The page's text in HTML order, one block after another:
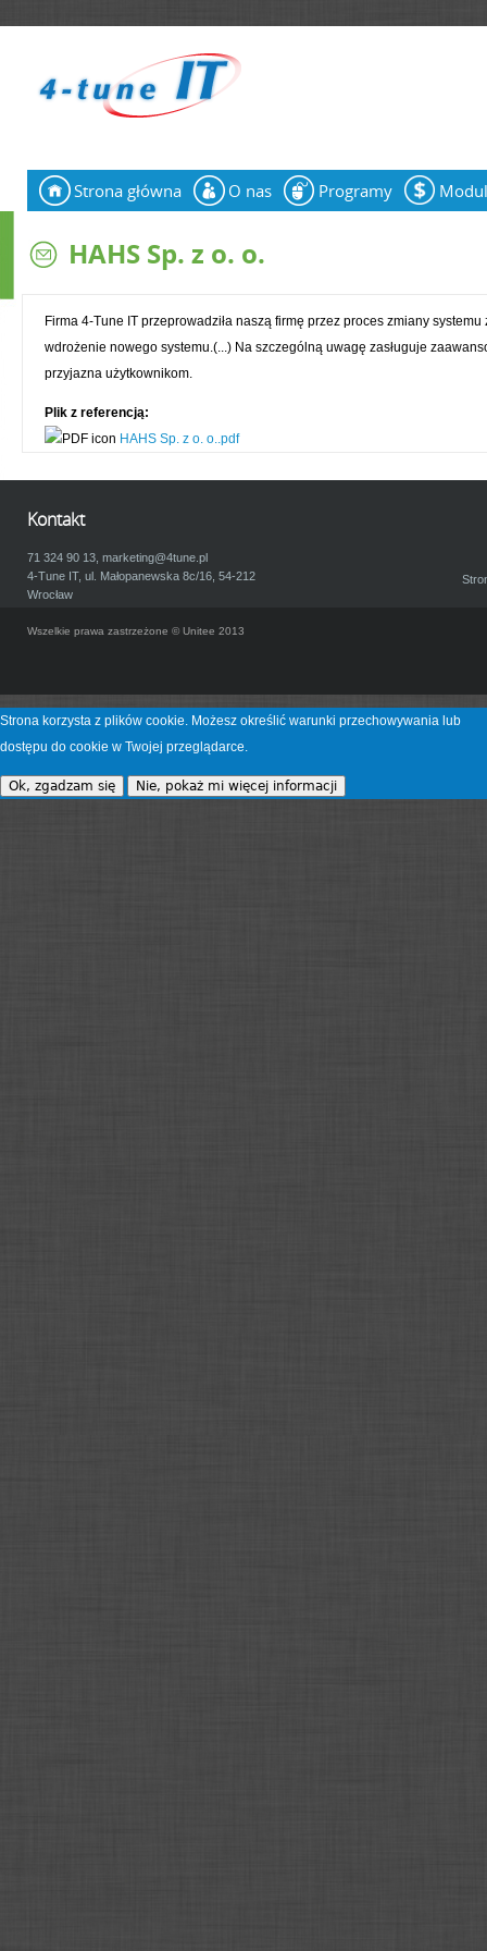
HAHS Sp. z o. o.
Firma 4-Tune IT przeprowadziła naszą firmę przez proces zmiany
wdrożenie nowego systemu.(...) Na szczególną uwagę zasługuje
przyjazna użytkownikom.
Plik z referencją:
HAHS Sp. z o. o..pdf
N
w
g
c
Strona główna O nas Programy
Kontakt
71 324 90 13, marketing@4tune.pl
4-Tune IT, ul. Małopanewska 8c/16, 54-212
Wrocław
Wszelkie prawa zastrzeżone © Unitee 2013
Strona korzysta z plików cookie. Możesz określić warunki przechowywania lub
dostępu do cookie w Twojej przeglądarce.
Ok, zgadzam się Nie, pokaż mi więcej informacji